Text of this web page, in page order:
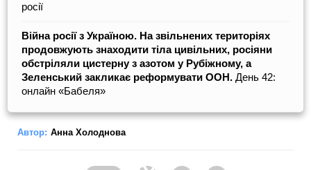
росії
Війна росії з Україною. На звільнених територіях
продовжують знаходити тіла цивільних, росіяни
обстріляли цистерну з азотом у Рубіжному, а
Зеленський закликає реформувати ООН. День 42:
онлайн «Бабеля»
Автор: Анна Холоднова